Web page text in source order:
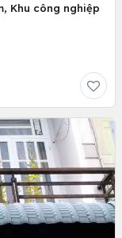
Khu công nghiệp